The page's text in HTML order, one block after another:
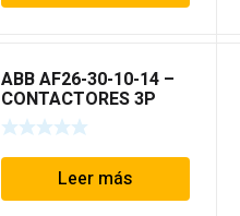
ABB AF26-30-10-14 –
CONTACTORES 3P
TIPO AF
Leer más